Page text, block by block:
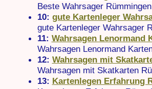
Beste Wahrsager Rümmingen
10: gute Kartenleger
gute Kartenleger Wahrsager
11: Wahrsagen Lenormand
Wahrsagen Lenormand
12: Wahrsagen mit
Wahrsagen mit Skatkarten
13: Kartenlegen Erfahrung